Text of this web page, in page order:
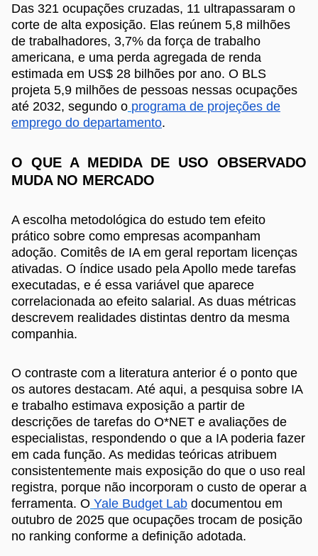
Das 321 ocupações cruzadas, 11 ultrapassaram o
corte de alta exposição. Elas reúnem 5,8 milhões
de trabalhadores, 3,7% da força de trabalho
americana, e uma perda agregada de renda
estimada em US$ 28 bilhões por ano. O BLS
projeta 5,9 milhões de pessoas nessas ocupações
até 2032, segundo o programa de projeções de
emprego do departamento.
O QUE A MEDIDA DE USO OBSERVADO
MUDA NO MERCADO
A escolha metodológica do estudo tem efeito
prático sobre como empresas acompanham
adoção. Comitês de IA em geral reportam licenças
ativadas. O índice usado pela Apollo mede tarefas
executadas, e é essa variável que aparece
correlacionada ao efeito salarial. As duas métricas
descrevem realidades distintas dentro da mesma
companhia.
O contraste com a literatura anterior é o ponto que
os autores destacam. Até aqui, a pesquisa sobre IA
e trabalho estimava exposição a partir de
descrições de tarefas do O*NET e avaliações de
especialistas, respondendo o que a IA poderia fazer
em cada função. As medidas teóricas atribuem
consistentemente mais exposição do que o uso real
registra, porque não incorporam o custo de operar a
ferramenta. O Yale Budget Lab documentou em
outubro de 2025 que ocupações trocam de posição
no ranking conforme a definição adotada.